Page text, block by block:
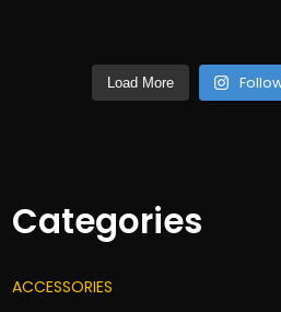
Load More
Categories
ACCESSORIES